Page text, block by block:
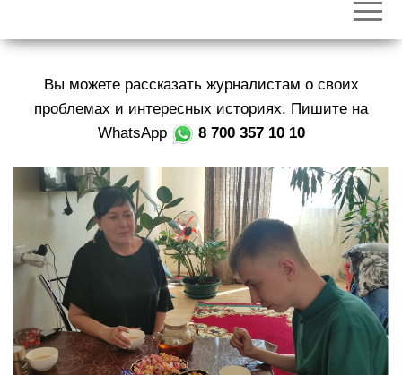
к
р
в
и
г
а
ц
и
ю
Вы можете рассказать журналистам о своих
проблемах и интересных историях. Пишите на
WhatsApp
8 700 357 10 10